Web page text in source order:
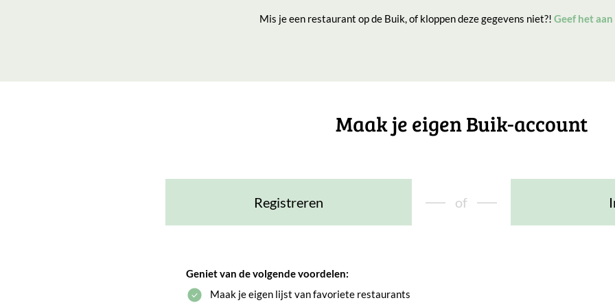
Mis je een restaurant op de Buik, of kloppen deze gegevens niet?! Geef het
Maak je eigen Buik-account
Registreren of
Geniet van de volgende voordelen:
Maak je eigen lijst van favoriete restaurants